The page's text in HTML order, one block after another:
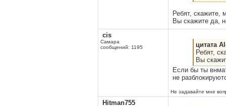
Ребят, скажите,
Вы скажите да,
cis
Самара
сообщений: 1195
цитата
Ребят,
Вы
Если бы ты
не
Не задавайте мне
Hitman755